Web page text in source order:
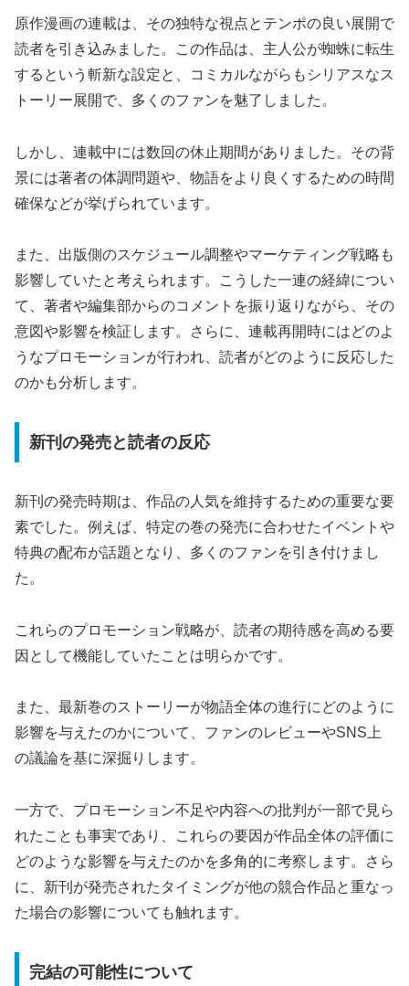
原作漫画の連載は、その独特な視点とテンポの良い展開で
読者を引き込みました。この作品は、主人公が蜘蛛に転生
するという斬新な設定と、コミカルながらもシリアスなス
トーリー展開で、多くのファンを魅了しました。
しかし、連載中には数回の休止期間がありました。その背
景には著者の体調問題や、物語をより良くするための時間
確保などが挙げられています。
また、出版側のスケジュール調整やマーケティング戦略も
影響していたと考えられます。こうした一連の経緯につい
て、著者や編集部からのコメントを振り返りながら、その
意図や影響を検証します。さらに、連載再開時にはどのよ
うなプロモーションが行われ、読者がどのように反応した
のかも分析します。
新刊の発売と読者の反応
新刊の発売時期は、作品の人気を維持するための重要な要
素でした。例えば、特定の巻の発売に合わせたイベントや
特典の配布が話題となり、多くのファンを引き付けまし
た。
これらのプロモーション戦略が、読者の期待感を高める要
因として機能していたことは明らかです。
また、最新巻のストーリーが物語全体の進行にどのように
影響を与えたのかについて、ファンのレビューやSNS上
の議論を基に深掘りします。
一方で、プロモーション不足や内容への批判が一部で見ら
れたことも事実であり、これらの要因が作品全体の評価に
どのような影響を与えたのかを多角的に考察します。さら
に、新刊が発売されたタイミングが他の競合作品と重なっ
た場合の影響についても触れます。
完結の可能性について